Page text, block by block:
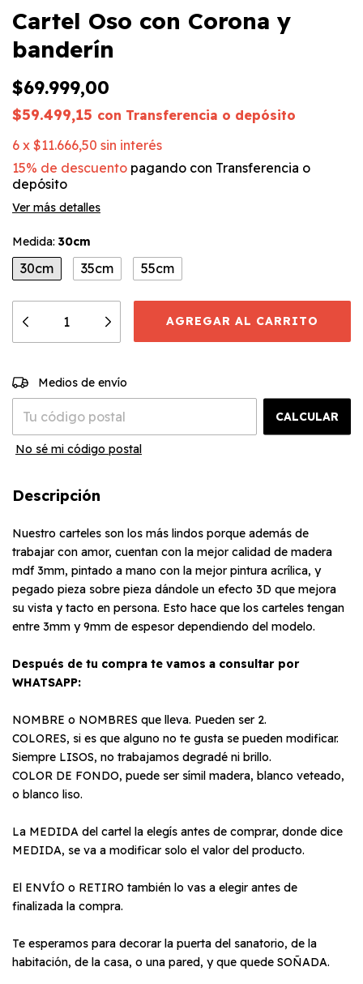
Cartel Oso con Corona y
banderín
$69.999,00
$59.499,15 con Transferencia o depósito
6 x $11.666,50 sin interés
15% de descuento pagando con Transferencia o
depósito
Ver más detalles
Medida: 30cm
30cm 35cm 55cm
Entregas para el CP:
Medios de envío
CALCULAR
No sé mi código postal
Descripción
Nuestro carteles son los más lindos porque además de
trabajar con amor, cuentan con la mejor calidad de madera
mdf 3mm, pintado a mano con la mejor pintura acrílica, y
pegado pieza sobre pieza dándole un efecto 3D que mejora
su vista y tacto en persona. Esto hace que los carteles tengan
entre 3mm y 9mm de espesor dependiendo del modelo.
Después de tu compra te vamos a consultar por
WHATSAPP:
NOMBRE o NOMBRES que lleva. Pueden ser 2.
COLORES, si es que alguno no te gusta se pueden modificar.
Siempre LISOS, no trabajamos degradé ni brillo.
COLOR DE FONDO, puede ser símil madera, blanco veteado,
o blanco liso.
La MEDIDA del cartel la elegís antes de comprar, donde dice
MEDIDA, se va a modificar solo el valor del producto.
El ENVÍO o RETIRO también lo vas a elegir antes de
finalizada la compra.
Te esperamos para decorar la puerta del sanatorio, de la
habitación, de la casa, o una pared, y que quede SOÑADA.